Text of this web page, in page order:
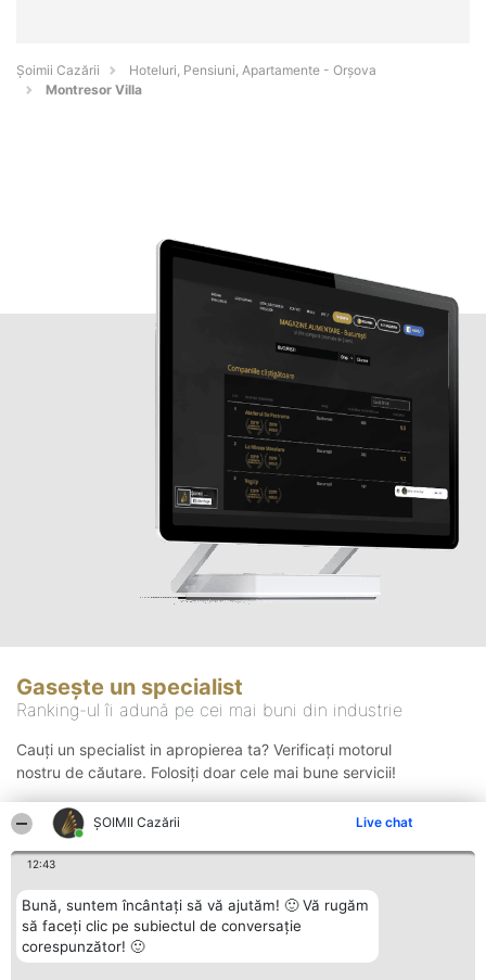
ȘOIMII Cazării Live chat
12:43
Bună, suntem încântați să vă ajutăm! 🙂 Vă rugăm
să faceți clic pe subiectul de conversație
corespunzător! 🙂
Șoimii Cazării
Hoteluri, Pensiuni, Apartamente - Orşova
Montresor Villa
Gasește un specialist
Ranking-ul îi adună pe cei mai buni din industrie
Cauți un specialist in apropierea ta? Verificați motorul
nostru de căutare. Folosiți doar cele mai bune servicii!